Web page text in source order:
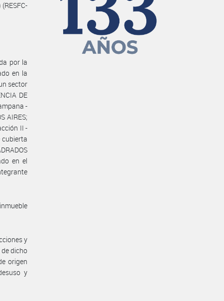
por la
en la
sector
DE
-
AIRES;
II -
en el
y
dicho
origen
y